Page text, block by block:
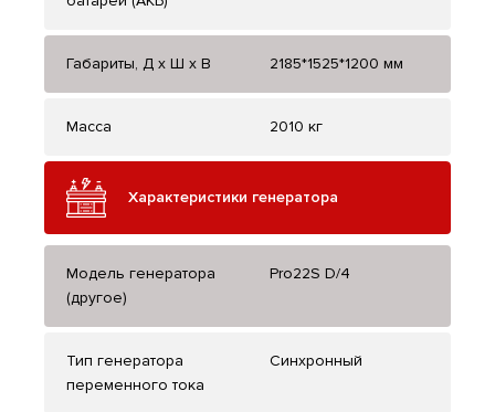
Габариты, Д x Ш x В 2185*1525*1200 мм
Масса 2010 кг
Характеристики генератора
Модель генератора
(другое)
Pro22S D/4
Тип генератора
переменного тока
Синхронный